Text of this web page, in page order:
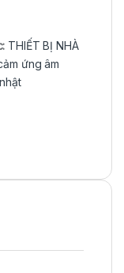
THIẾT BỊ NHÀ
ứng âm